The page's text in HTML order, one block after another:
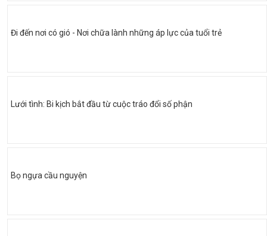
Đi đến nơi có gió - Nơi chữa lành những áp lực của tuổi trẻ
Lưới tình: Bi kịch bắt đầu từ cuộc tráo đổi số phận
Bọ ngựa cầu nguyện